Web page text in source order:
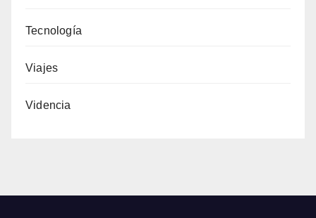
Tecnología
Viajes
Videncia